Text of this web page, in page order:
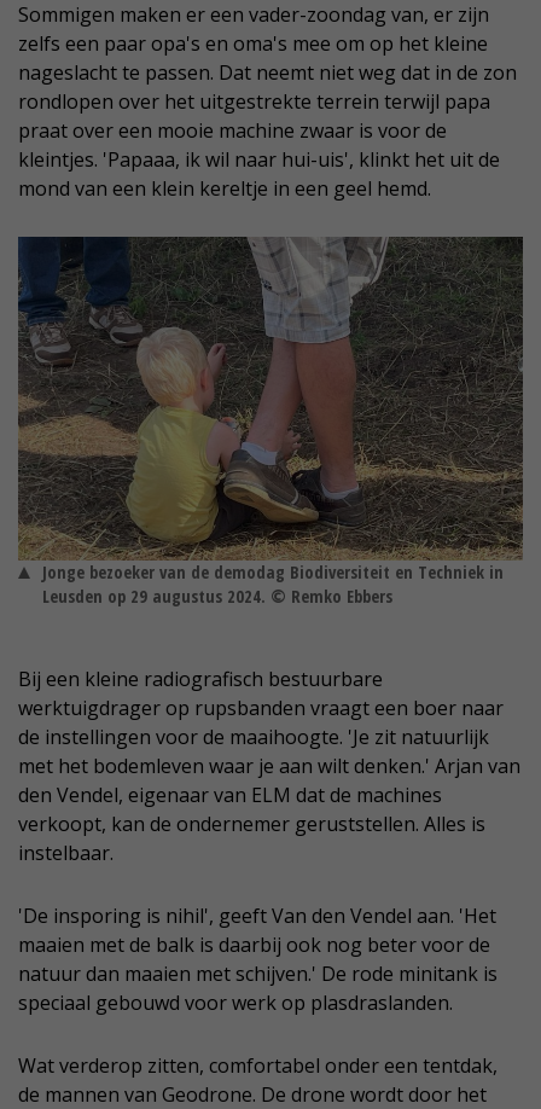
Sommigen maken er een vader-zoondag van, er zijn
zelfs een paar opa's en oma's mee om op het kleine
nageslacht te passen. Dat neemt niet weg dat in de zon
rondlopen over het uitgestrekte terrein terwijl papa
praat over een mooie machine zwaar is voor de
kleintjes. 'Papaaa, ik wil naar hui-uis', klinkt het uit de
mond van een klein kereltje in een geel hemd.
Jonge bezoeker van de demodag Biodiversiteit en Techniek in
Leusden op 29 augustus 2024. © Remko Ebbers
Bij een kleine radiografisch bestuurbare
werktuigdrager op rupsbanden vraagt een boer naar
de instellingen voor de maaihoogte. 'Je zit natuurlijk
met het bodemleven waar je aan wilt denken.' Arjan van
den Vendel, eigenaar van ELM dat de machines
verkoopt, kan de ondernemer geruststellen. Alles is
instelbaar.
'De insporing is nihil', geeft Van den Vendel aan. 'Het
maaien met de balk is daarbij ook nog beter voor de
natuur dan maaien met schijven.' De rode minitank is
speciaal gebouwd voor werk op plasdraslanden.
Wat verderop zitten, comfortabel onder een tentdak,
de mannen van Geodrone. De drone wordt door het